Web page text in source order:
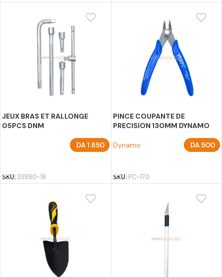
JEUX BRAS ET RALLONGE
05PCS DNM
DA1.850
SKU:33880-18
PINCE COUPANTE DE
PRECISION 130MM DYNAMO
Dynamo DA500
SKU: PC-170